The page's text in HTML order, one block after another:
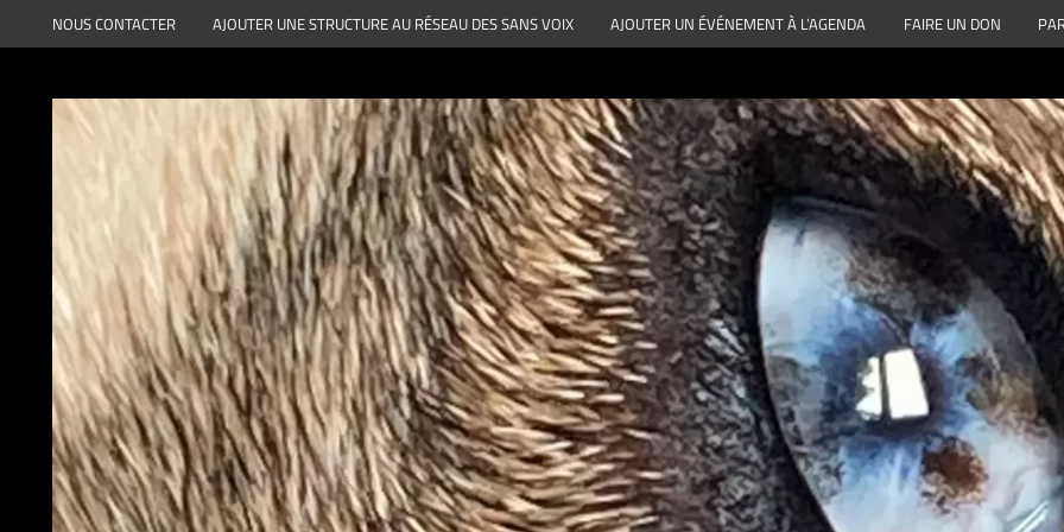
au
NOUS CONTACTER AJOUTER UNE STRUCTURE AU RÉSEAU DES SANS VOIX AJOUTER UN ÉVÉNEMENT À L’AGENDA FAIRE UN DON